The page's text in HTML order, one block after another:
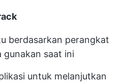
berdasarkan perangkat
gunakan saat ini
untuk melanjutkan